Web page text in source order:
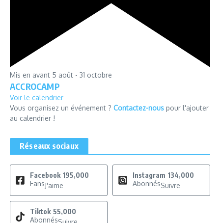
Mis en avant 5 août - 31 octobre
ACCROCAMP
Voir le calendrier
Vous organisez un événement ? Contactez-nous pour l'ajouter
au calendrier !
Réseaux sociaux
Facebook 195,000
FansJ'aime
Instagram 134,000
AbonnésSuivre
Tiktok 55,000
Abonnés